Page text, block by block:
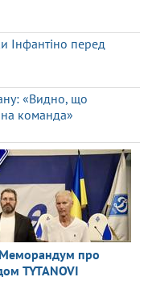
Інфантіно перед
«Видно, що
команда»
про
TYTANOVI